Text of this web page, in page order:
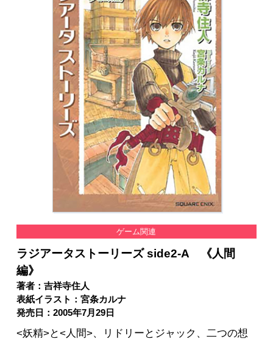
会社情報 採用情報
スクウェア・エニックス サイト内検索
ゲーム関連
ラジアータストーリーズ side2-A 《人間
編》
著者：吉祥寺住人
表紙イラスト：宮条カルナ
発売日：2005年7月29日
<妖精>と<人間>、リドリーとジャック、二つの想